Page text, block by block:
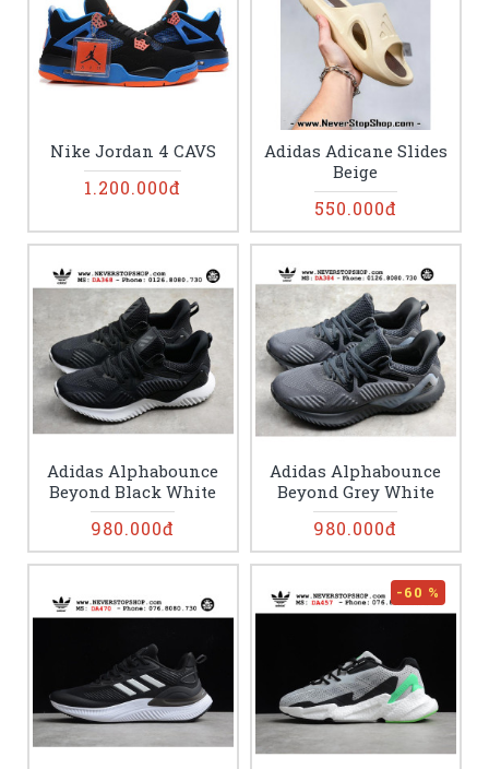
Nike Jordan 4 CAVS
1.200.000đ
Adidas Adicane Slides
Beige
550.000đ
Adidas Alphabounce
Beyond Black White
980.000đ
Adidas Alphabounce
Beyond Grey White
980.000đ
-60 %